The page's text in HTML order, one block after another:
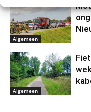
Algemeen
Algemeen